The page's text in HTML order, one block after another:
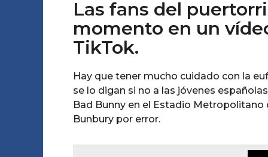
Las fans del
momento en un
TikTok.
Hay que tener mucho cuidado con la
se lo digan si no a las jóvenes
Bad Bunny en el Estadio Metropolitano
Bunbury por error.